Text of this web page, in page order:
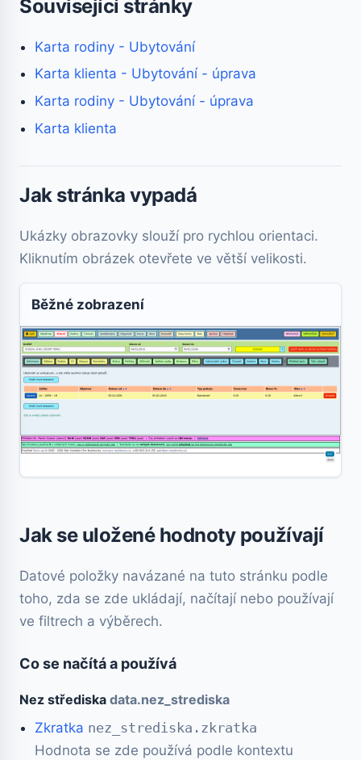
Související stránky
Karta rodiny - Ubytování
Karta klienta - Ubytování - úprava
Karta rodiny - Ubytování - úprava
Karta klienta
Jak stránka vypadá
Ukázky obrazovky slouží pro rychlou orientaci.
Kliknutím obrázek otevřete ve větší velikosti.
Běžné zobrazení
Jak se uložené hodnoty používají
Datové položky navázané na tuto stránku podle
toho, zda se zde ukládají, načítají nebo používají
ve filtrech a výběrech.
Co se načítá a používá
Nez střediska data.nez_strediska
Zkratka nez_strediska.zkratka
Hodnota se zde používá podle kontextu